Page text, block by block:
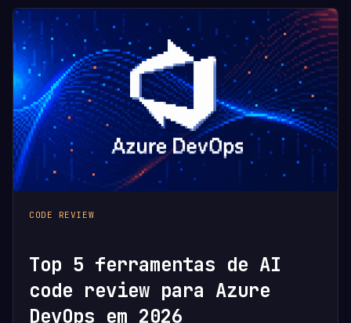
CODE REVIEW
Top 5 ferramentas de AI
code review para Azure
DevOps em 2026